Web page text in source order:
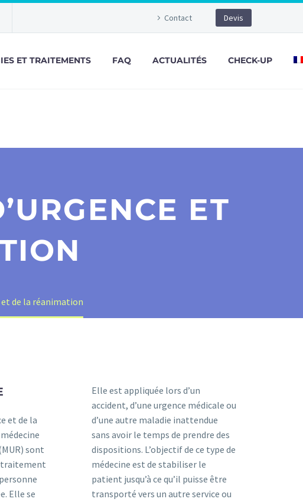
Contact Devis
ET TRAITEMENTS FAQ ACTUALITÉS CHECK-UP
ET
et de la réanimation
et de la
sont
traitement
Elle se
Elle est appliquée lors d’un
accident, d’une urgence médicale ou
d’une autre maladie inattendue
sans avoir le temps de prendre des
dispositions. L’objectif de ce type de
médecine est de stabiliser le
patient jusqu’à ce qu’il puisse être
transporté vers un autre service ou